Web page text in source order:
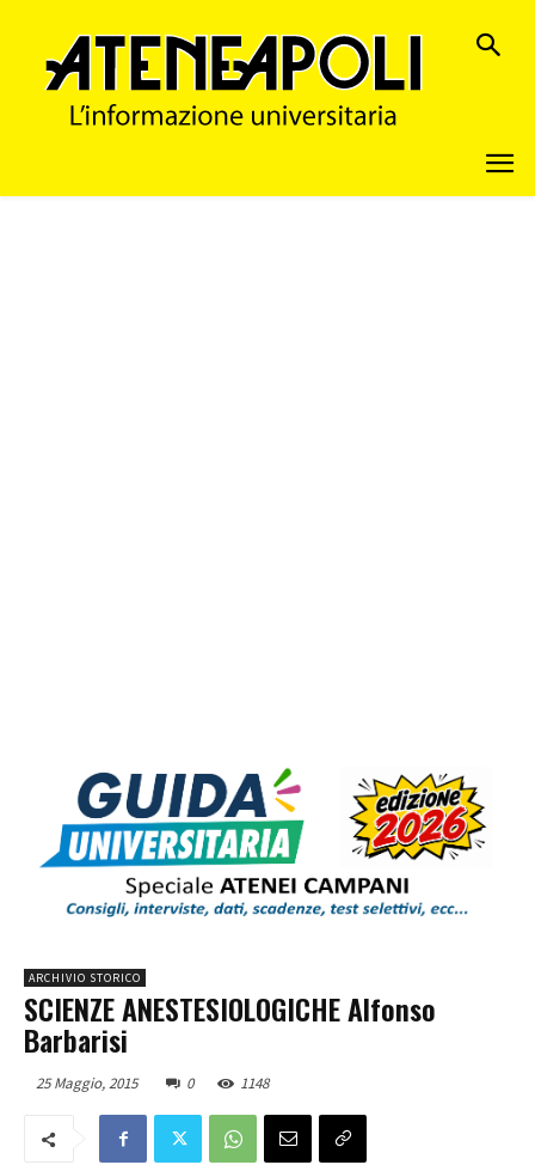
ARCHIVIO STORICO
SCIENZE ANESTESIOLOGICHE Alfonso
Barbarisi
25 Maggio, 2015 0 1148